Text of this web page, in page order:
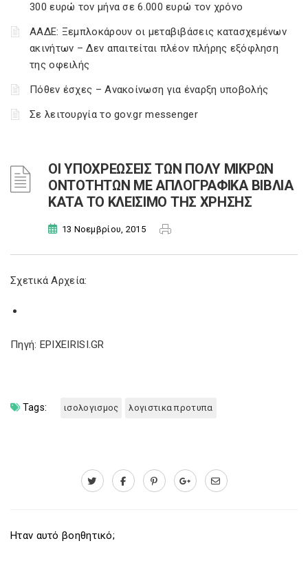
300 ευρώ τον μήνα σε 6.000 ευρώ τον χρόνο
ΑΑΔΕ: Ξεμπλοκάρουν οι μεταβιβάσεις κατασχεμένων
ακινήτων – Δεν απαιτείται πλέον πλήρης εξόφληση
της οφειλής
Πόθεν έσχες – Ανακοίνωση για έναρξη υποβολής
Σε λειτουργία το gov.gr messenger
OΙ ΥΠΟΧΡΕΩΣΕΙΣ ΤΩΝ ΠΟΛΥ ΜΙΚΡΩΝ
ΟΝΤΟΤΗΤΩΝ ΜΕ ΑΠΛΟΓΡΑΦΙΚΑ ΒΙΒΛΙΑ
ΚΑΤΑ ΤΟ ΚΛΕΙΣΙΜΟ ΤΗΣ ΧΡΗΣΗΣ
13 Νοεμβρίου, 2015
Σχετικά Αρχεία:
Πηγή: EPIXEIRISI.GR
Tags: ισολογισμος λογιστικα προτυπα
Ηταν αυτό βοηθητικό;